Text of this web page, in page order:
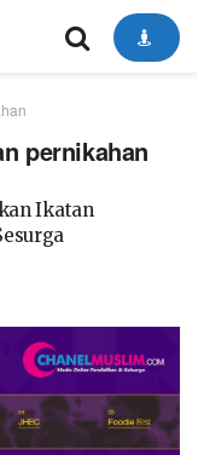
pernikahan
Ikatan